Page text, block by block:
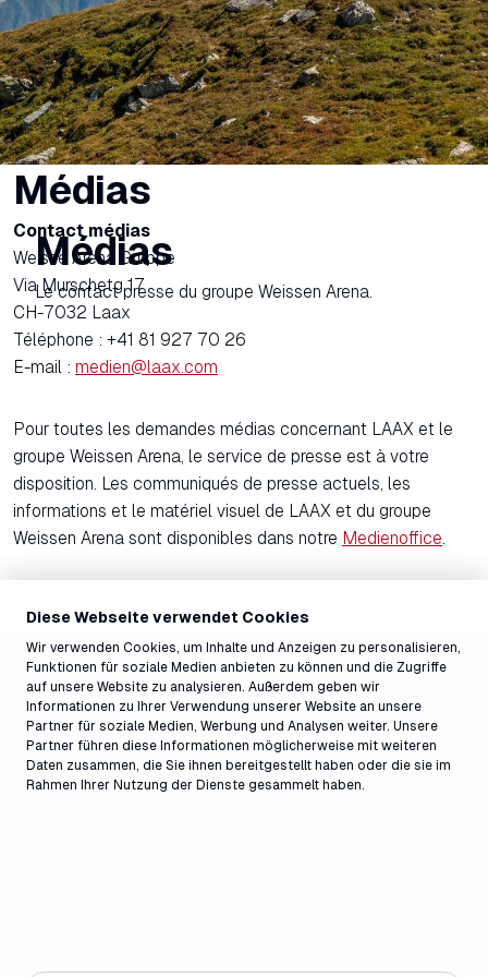
Diese Webseite verwendet Cookies
Wir verwenden Cookies, um Inhalte und Anzeigen zu personalisieren,
Funktionen für soziale Medien anbieten zu können und die Zugriffe
auf unsere Website zu analysieren. Außerdem geben wir
Informationen zu Ihrer Verwendung unserer Website an unsere
Partner für soziale Medien, Werbung und Analysen weiter. Unsere
Partner führen diese Informationen möglicherweise mit weiteren
Daten zusammen, die Sie ihnen bereitgestellt haben oder die sie im
Rahmen Ihrer Nutzung der Dienste gesammelt haben.
Médias
Le contact presse du groupe Weissen Arena.
Médias
Contact médias
Weisse Arena Gruppe
Via Murschetg 17
CH-7032 Laax
Téléphone : +41 81 927 70 26
E-mail : medien@laax.com
Pour toutes les demandes médias concernant LAAX et le
groupe Weissen Arena, le service de presse est à votre
disposition. Les communiqués de presse actuels, les
informations et le matériel visuel de LAAX et du groupe
Weissen Arena sont disponibles dans notre Medienoffice